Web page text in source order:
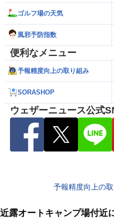
ゴルフ場の天気
風邪予防指数
便利なメニュー
予報精度向上の取り組み
SORASHOP
ウェザーニュース公式
予報精度向上の
近露オートキャンプ場付近